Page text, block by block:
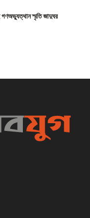
গণঅভ্যুত্থান স্মৃতি জাদুঘর